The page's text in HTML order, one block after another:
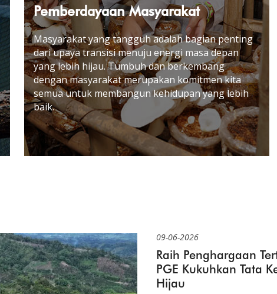
Pemberdayaan Masyarakat
Masyarakat yang tangguh adalah bagian penting
dari upaya transisi menuju energi masa depan
yang lebih hijau. Tumbuh dan berkembang
dengan masyarakat merupakan komitmen kita
semua untuk membangun kehidupan yang lebih
baik.
09-06-2026
Raih Penghargaan
PGE Kukuhkan Tata
Hijau